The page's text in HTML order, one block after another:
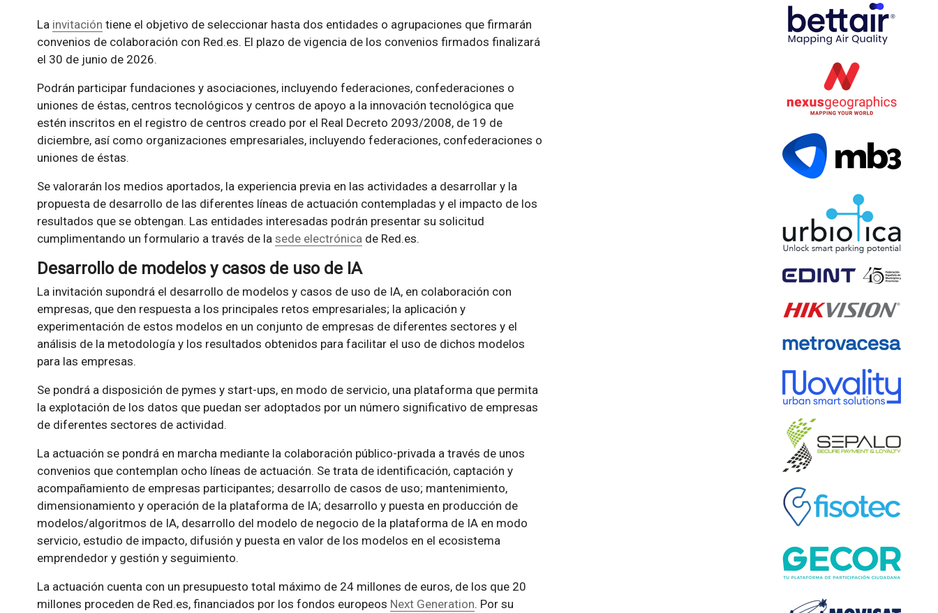
La invitación tiene el objetivo de seleccionar hasta dos entidades o agrupaciones que firmarán
convenios de colaboración con Red.es. El plazo de vigencia de los convenios firmados finalizará
el 30 de junio de 2026.
Podrán participar fundaciones y asociaciones, incluyendo federaciones, confederaciones o
uniones de éstas, centros tecnológicos y centros de apoyo a la innovación tecnológica que
estén inscritos en el registro de centros creado por el Real Decreto 2093/2008, de 19 de
diciembre, así como organizaciones empresariales, incluyendo federaciones, confederaciones o
uniones de éstas.
Se valorarán los medios aportados, la experiencia previa en las actividades a desarrollar y la
propuesta de desarrollo de las diferentes líneas de actuación contempladas y el impacto de los
resultados que se obtengan. Las entidades interesadas podrán presentar su solicitud
cumplimentando un formulario a través de la sede electrónica de Red.es.
Desarrollo de modelos y casos de uso de IA
La invitación supondrá el desarrollo de modelos y casos de uso de IA, en colaboración con
empresas, que den respuesta a los principales retos empresariales; la aplicación y
experimentación de estos modelos en un conjunto de empresas de diferentes sectores y el
análisis de la metodología y los resultados obtenidos para facilitar el uso de dichos modelos
para las empresas.
Se pondrá a disposición de pymes y start-ups, en modo de servicio, una plataforma que permita
la explotación de los datos que puedan ser adoptados por un número significativo de empresas
de diferentes sectores de actividad.
La actuación se pondrá en marcha mediante la colaboración público-privada a través de unos
convenios que contemplan ocho líneas de actuación. Se trata de identificación, captación y
acompañamiento de empresas participantes; desarrollo de casos de uso; mantenimiento,
dimensionamiento y operación de la plataforma de IA; desarrollo y puesta en producción de
modelos/algoritmos de IA, desarrollo del modelo de negocio de la plataforma de IA en modo
servicio, estudio de impacto, difusión y puesta en valor de los modelos en el ecosistema
emprendedor y gestión y seguimiento.
La actuación cuenta con un presupuesto total máximo de 24 millones de euros, de los que 20
millones proceden de Red.es, financiados por los fondos europeos Next Generation. Por su